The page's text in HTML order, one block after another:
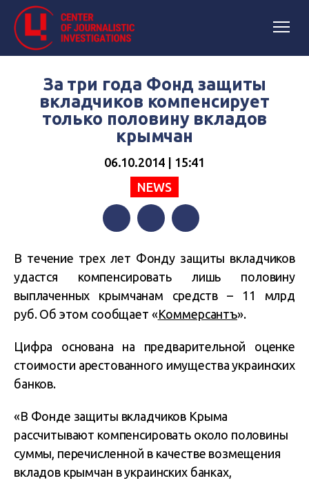
За три года Фонд защиты
вкладчиков компенсирует
только половину вкладов
крымчан
06.10.2014 | 15:41
NEWS
В течение трех лет Фонду защиты вкладчиков
удастся компенсировать лишь половину
выплаченных крымчанам средств – 11 млрд
руб. Об этом сообщает «Коммерсантъ».
Цифра основана на предварительной оценке
стоимости арестованного имущества украинских
банков.
«В Фонде защиты вкладчиков Крыма
рассчитывают компенсировать около половины
суммы, перечисленной в качестве возмещения
вкладов крымчан в украинских банках,